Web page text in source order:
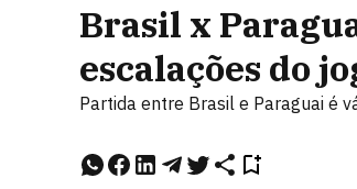
Brasil x
escalações do
Partida entre Brasil e Paraguai é